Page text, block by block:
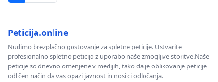
Peticija.online
Nudimo brezplačno gostovanje za spletne peticije. Ustvarite
profesionalno spletno peticijo z uporabo naše zmogljive storitve.Naše
peticije so dnevno omenjene v medijih, tako da je oblikovanje peticije
odličen način da vas opazi javnost in nosilci odločanja.